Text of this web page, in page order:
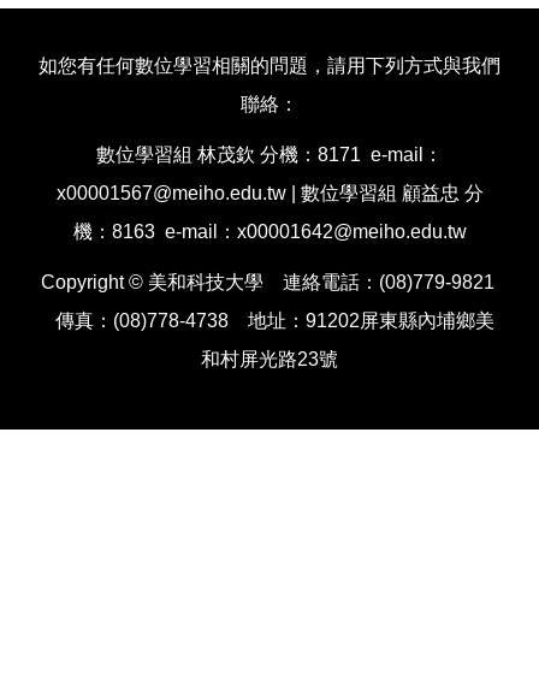
如您有任何數位學習相關的問題，請用下列方式與我們
聯絡：
數位學習組 林茂欽 分機：8171 e-mail：
x00001567@meiho.edu.tw | 數位學習組 顧益忠 分
機：8163 e-mail：x00001642@meiho.edu.tw
Copyright © 美和科技大學 連絡電話：(08)779-9821
傳真：(08)778-4738 地址：91202屏東縣內埔鄉美
和村屏光路23號